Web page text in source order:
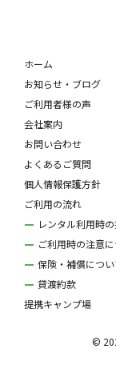
ホーム
お知らせ・ブログ
ご利用者様の声
会社案内
お問い合わせ
よくあるご質問
個人情報保護方針
ご利用の流れ
レンタル利用時
ご利用時の注意
保険・補償につい
貸渡約款
提携キャンプ場
©